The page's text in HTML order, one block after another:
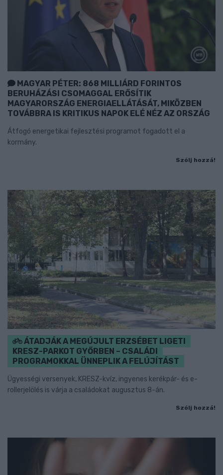
MAGYAR PÉTER: 868 MILLIÁRD FORINTOS
BERUHÁZÁSI CSOMAGGAL ERŐSÍTIK
MAGYARORSZÁG ENERGIAELLÁTÁSÁT, MIKÖZBEN
TOVÁBBRA IS KRITIKUS NAPOK ELÉ NÉZ AZ ORSZÁG
Átfogó energetikai fejlesztési programot fogadott el a
kormány.
Szólj hozzá!
ÁTADJÁK A MEGÚJULT ERZSÉBET LIGETI
KRESZ-PARKOT GYŐRBEN – CSALÁDI
PROGRAMOKKAL ÜNNEPLIK A FELÚJÍTÁST
Ügyességi versenyek, KRESZ-kvíz, ingyenes kerékpár- és e-
rollerjelölés is várja a családokat augusztus 8-án.
Szólj hozzá!